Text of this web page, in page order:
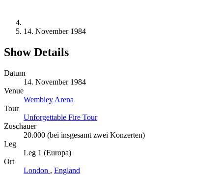
14. November 1984
Show Details
Datum
14. November 1984
Venue
Wembley Arena
Tour
Unforgettable Fire Tour
Zuschauer
20.000 (bei insgesamt zwei Konzerten)
Leg
Leg 1 (Europa)
Ort
London , England